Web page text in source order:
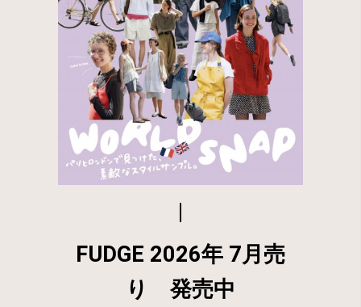
FUDGE 2026年 7月売
り 発売中